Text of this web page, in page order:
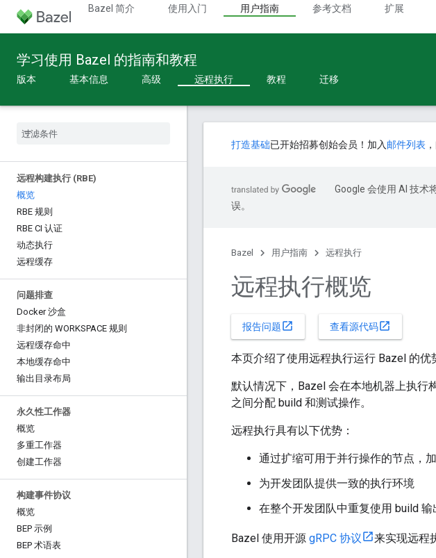
Bazel 简介 使用入门 用户指南 参考文档 扩展
学习使用 Bazel 的指南和教程
版本 基本信息 高级 远程执行 教程 迁移
远程构建执行 (RBE)
概览
RBE 规则
RBE CI 认证
动态执行
远程缓存
问题排查
Docker 沙盒
非封闭的 WORKSPACE 规则
远程缓存命中
本地缓存命中
输出目录布局
永久性工作器
概览
多重工作器
创建工作器
构建事件协议
概览
BEP 示例
BEP 术语表
打造基础已开始招募创始会员！加入 邮件列表
Google 会使用 AI 技术
误。
Bazel 用户指南 远程执行
远程执行概览
报告问题open_in_new 查看源代码open_in_new
本页介绍了使用远程执行运行 Bazel 的优
默认情况下，Bazel 会在本地机器上执行
之间分配 build 和测试操作。
远程执行具有以下优势：
通过扩缩可用于并行操作的节点，
为开发团队提供一致的执行环境
在整个开发团队中重复使用 build 输
Bazel 使用开源 gRPC 协议 来实现远程